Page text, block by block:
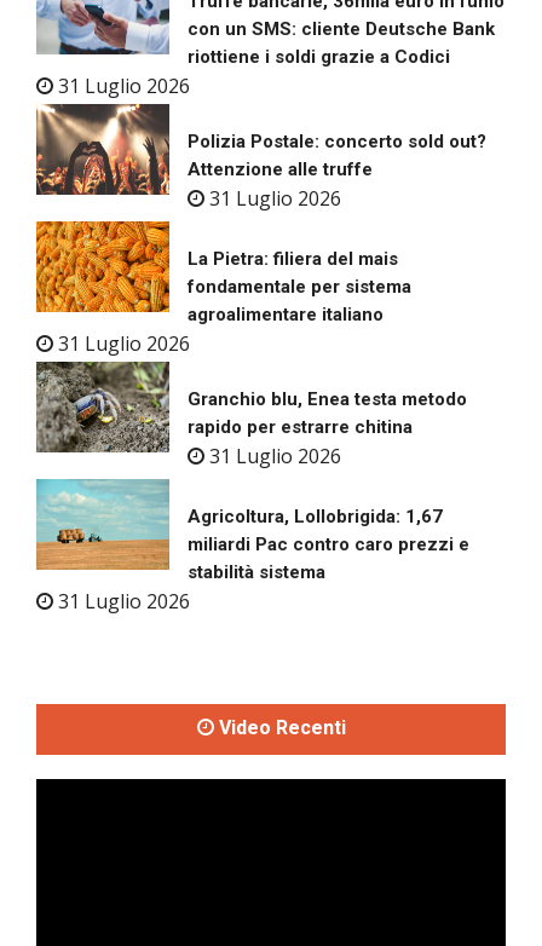
con un SMS: cliente Deutsche Bank
riottiene i soldi grazie a Codici
31 Luglio 2026
Polizia Postale: concerto sold out?
Attenzione alle truffe
31 Luglio 2026
La Pietra: filiera del mais
fondamentale per sistema
agroalimentare italiano
31 Luglio 2026
Granchio blu, Enea testa metodo
rapido per estrarre chitina
31 Luglio 2026
Agricoltura, Lollobrigida: 1,67
miliardi Pac contro caro prezzi e
stabilità sistema
31 Luglio 2026
Video Recenti